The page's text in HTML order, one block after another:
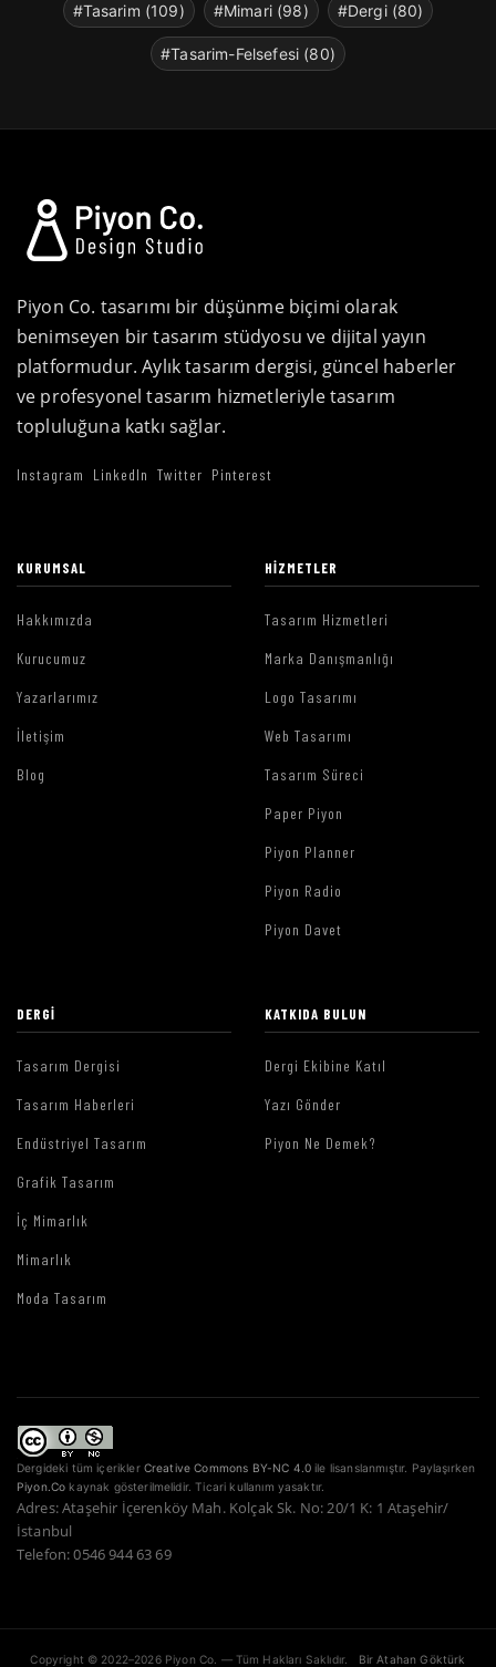
#Tasarim (109) #Mimari (98) #Dergi (80)
#Tasarim-Felsefesi (80)
Piyon Co. tasarımı bir düşünme biçimi olarak
benimseyen bir tasarım stüdyosu ve dijital yayın
platformudur. Aylık tasarım dergisi, güncel haberler
ve profesyonel tasarım hizmetleriyle tasarım
topluluğuna katkı sağlar.
Instagram LinkedIn Twitter Pinterest
KURUMSAL
Hakkımızda
Kurucumuz
Yazarlarımız
İletişim
Blog
HIZMETLER
Tasarım Hizmetleri
Marka Danışmanlığı
Logo Tasarımı
Web Tasarımı
Tasarım Süreci
Paper Piyon
Piyon Planner
Piyon Radio
Piyon Davet
DERGI
Tasarım Dergisi
Tasarım Haberleri
Endüstriyel Tasarım
Grafik Tasarım
İç Mimarlık
Mimarlık
Moda Tasarım
KATKIDA BULUN
Dergi Ekibine Katıl
Yazı Gönder
Piyon Ne Demek?
Dergideki tüm içerikler Creative Commons BY-NC 4.0 ile lisanslanmıştır. Paylaşırken
Piyon.Co kaynak gösterilmelidir. Ticari kullanım yasaktır.
Adres: Ataşehir İçerenköy Mah. Kolçak Sk. No: 20/1 K: 1 Ataşehir/
İstanbul
Telefon: 0546 944 63 69
Copyright © 2022–2026 Piyon Co. — Tüm Hakları Saklıdır. Bir Atahan Göktürk